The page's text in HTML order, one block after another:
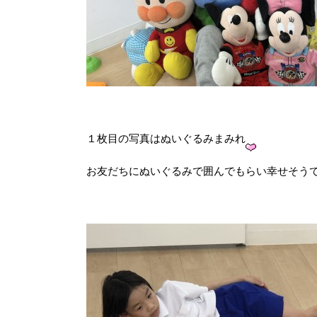
１枚目の写真はぬいぐるみまみれ
お友だちにぬいぐるみで囲んでもらい幸せそう